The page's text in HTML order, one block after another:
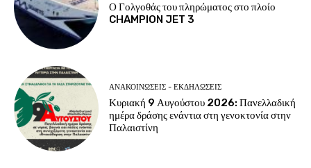
Ο Γολγοθάς του πληρώματος στο πλοίο
CHAMPION JET 3
ΑΝΑΚΟΙΝΩΣΕΙΣ - ΕΚΔΗΛΩΣΕΙΣ
Κυριακή 9 Αυγούστου 2026: Πανελλαδική
ημέρα δράσης ενάντια στη γενοκτονία στην
Παλαιστίνη